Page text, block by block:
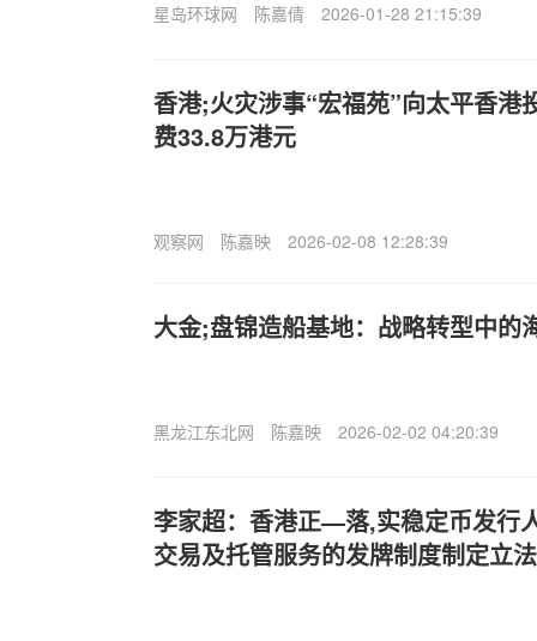
星岛环球网 陈嘉倩 2026-01-28 21:15:39
香港;火灾涉事“宏福苑”向太平香港
费33.8万港元
观察网 陈嘉映 2026-02-08 12:28:39
大金;盘锦造船基地：战略转型中的
黑龙江东北网 陈嘉映 2026-02-02 04:20:39
李家超：香港正—落,实稳定币发行
交易及托管服务的发牌制度制定立